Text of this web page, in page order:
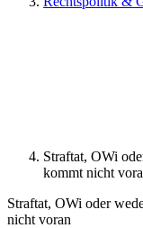
Straftat, OWi
kommt nicht
Straftat, OWi oder
nicht voran